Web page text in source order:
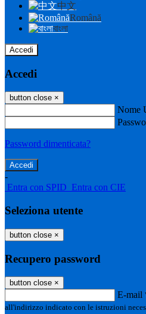
中文
Română
বাংলা
Accedi
Accedi
button close ×
Nome
Password dimenticata?
-
Entra con SPID Entra con CIE
Seleziona utente
button close ×
Recupero password
button close ×
E-mail
all'indirizzo indicato con le istruzioni